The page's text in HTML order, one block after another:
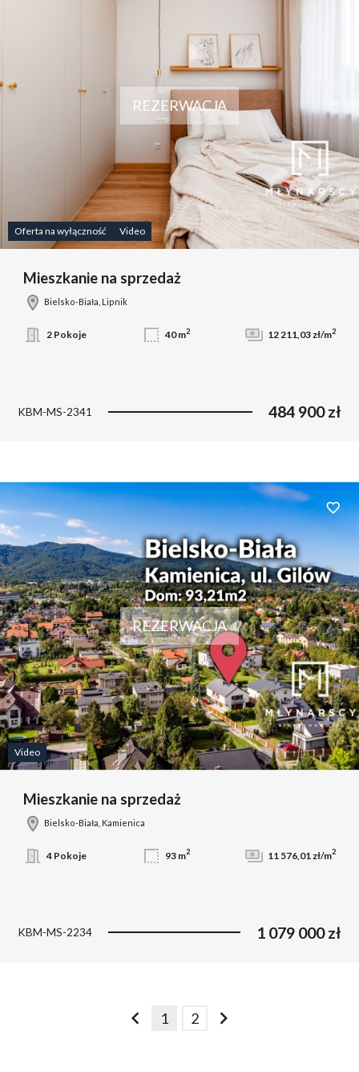
Oferta na wyłączność Video
REZERWACJA
Mieszkanie na sprzedaż
Bielsko-Biała, Lipnik
2 Pokoje 40 m2 12 211,03 zł/m2
KBM-MS-2341 484 900 zł
Video
REZERWACJA
Dodaj
Mieszkanie na sprzedaż
Bielsko-Biała, Kamienica
4 Pokoje 93 m2 11 576,01 zł/m2
KBM-MS-2234 1 079 000 zł
prev
1 2
next